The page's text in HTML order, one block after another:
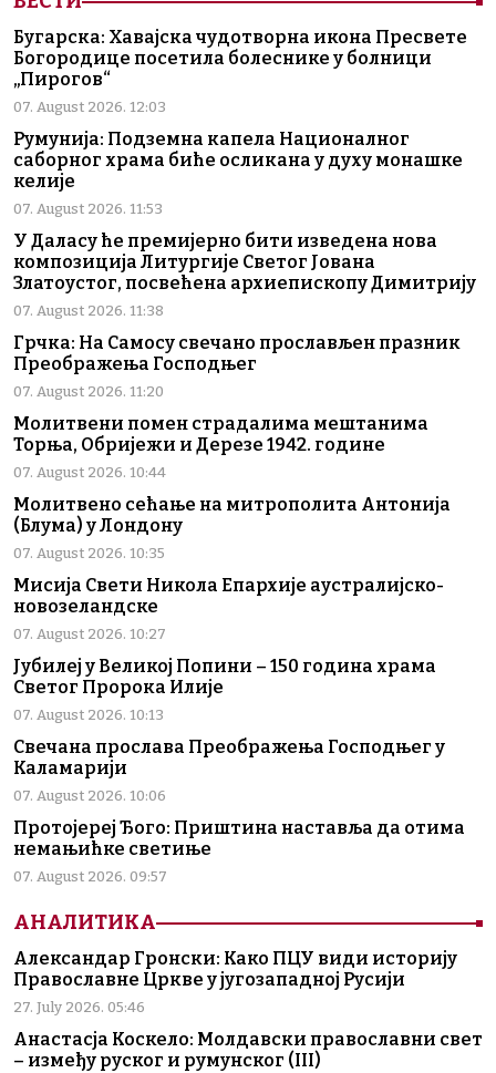
Бугарска: Хавајска чудотворна икона Пресвете
Богородице посетила болеснике у болници
„Пирогов“
07. August 2026. 12:03
Румунија: Подземна капела Националног
саборног храма биће осликана у духу монашке
келије
07. August 2026. 11:53
У Даласу ће премијерно бити изведена нова
композиција Литургије Светог Јована
Златоустог, посвећена архиепископу Димитрију
07. August 2026. 11:38
Грчка: На Самосу свечано прослављен празник
Преображења Господњег
07. August 2026. 11:20
Молитвени помен страдалима мештанима
Торња, Обријежи и Дерезе 1942. године
07. August 2026. 10:44
Молитвено сећање на митрополита Антонија
(Блума) у Лондону
07. August 2026. 10:35
Мисија Свети Никола Епархије аустралијско-
новозеландске
07. August 2026. 10:27
Јубилеј у Великој Попини – 150 година храма
Светог Пророка Илије
07. August 2026. 10:13
Свечана прослава Преображења Господњег у
Каламарији
07. August 2026. 10:06
Протојереј Ђого: Приштина наставља да отима
немањићке светиње
07. August 2026. 09:57
АНАЛИТИКА
Александар Гронски: Како ПЦУ види историју
Православне Цркве у југозападној Русији
27. July 2026. 05:46
Анастасја Коскело: Молдавски православни свет
– између руског и румунског (III)